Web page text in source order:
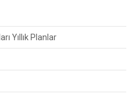
Yıllık Planlar